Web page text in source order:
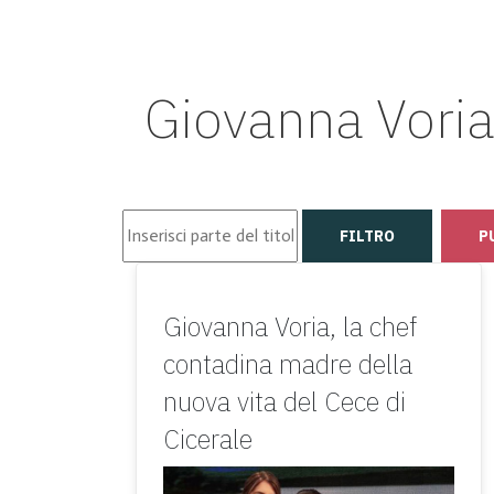
Giovanna Voria
FILTRO
Giovanna Voria, la chef
contadina madre della
nuova vita del Cece di
Cicerale